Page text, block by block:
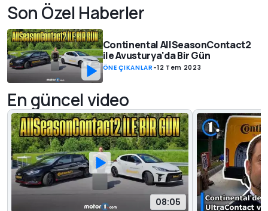
Son Özel Haberler
Continental AllSeasonContact2
ile Avusturya'da Bir Gün
ÖNE ÇIKANLAR -12 Tem 2023
En güncel video
08:05